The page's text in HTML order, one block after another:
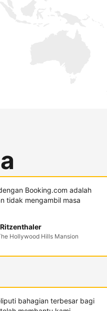
Booking.com adalah
tidak mengambil masa
Hollywood Hills Mansion
bahagian terbesar bagi